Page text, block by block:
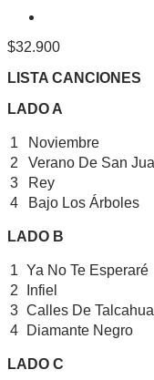
$32.900
LISTA CANCIONES
LADO A
1
Noviembre
2
Verano De San
3
Rey
4
Bajo Los Árboles
LADO B
1 Ya No Te Esperaré
2
Infiel
3 Calles De
4
Diamante Negro
LADO C